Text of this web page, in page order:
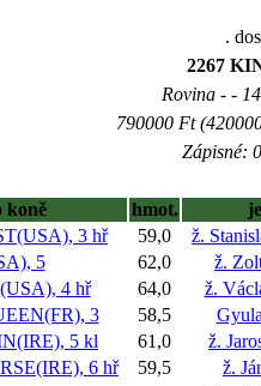
.
2267
Rovina - -
790000 Ft
Zápisné:
koně hmot.
3 hř 59,0 ž.
5 62,0 ž.
4 hř 64,0 ž.
3 58,5
5 kl 61,0 ž.
6 hř 59,5 ž.